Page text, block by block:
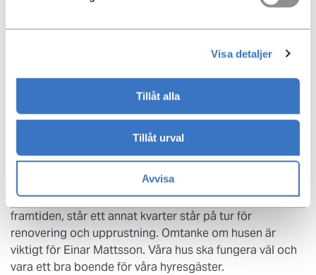
Visa detaljer
Tillåt alla
Tillåt urval
Avvisa
ventilationsuppföljningar och annat som inte syns för
dem som bor i huset. Samtliga allmänna utrymmen och
investeringstips och lösningar samlas in. Efter denna
omfattande genomgång av huset, och med
expertutlåtanden kring hissar, ventilation med mera,
läggs en plan för vad måste göras nu och vilket
underhåll som ska göras på längre sikt.
När fastigheten på Bondegatan nu är upprustad för
framtiden, står ett annat kvarter står på tur för
renovering och upprustning. Omtanke om husen är
viktigt för Einar Mattsson. Våra hus ska fungera väl och
vara ett bra boende för våra hyresgäster.